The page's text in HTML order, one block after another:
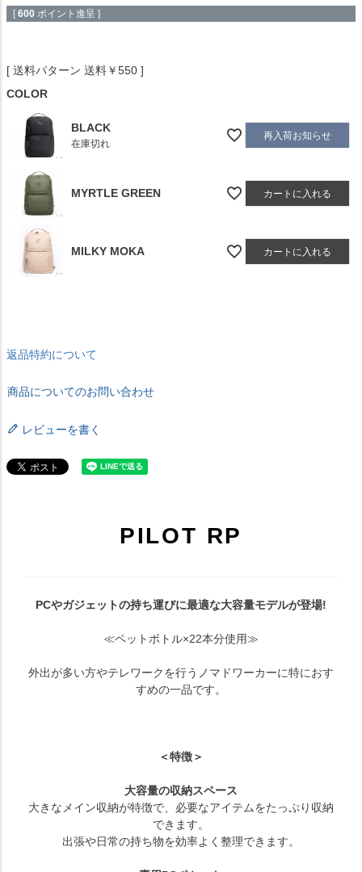
[ 600 ポイント進呈 ]
送料パターン 送料￥550
COLOR
BLACK
在庫切れ
再入荷お知らせ
MYRTLE GREEN カートに入れる
MILKY MOKA カートに入れる
返品特約について
商品についてのお問い合わせ
レビューを書く
PILOT RP
PCやガジェットの持ち運びに最適な大容量モデルが登場!
≪ペットボトル×22本分使用≫
外出が多い方やテレワークを行うノマドワーカーに特におす
すめの一品です。
＜特徴＞
大容量の収納スペース
大きなメイン収納が特徴で、必要なアイテムをたっぷり収納
できます。
出張や日常の持ち物を効率よく整理できます。